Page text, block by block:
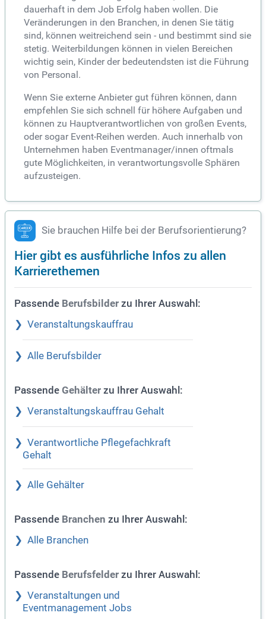
dauerhaft in dem Job Erfolg haben wollen. Die
Veränderungen in den Branchen, in denen Sie tätig
sind, können weitreichend sein - und bestimmt sind sie
stetig. Weiterbildungen können in vielen Bereichen
wichtig sein, Kinder der bedeutendsten ist die Führung
von Personal.
Wenn Sie externe Anbieter gut führen können, dann
empfehlen Sie sich schnell für höhere Aufgaben und
können zu Hauptverantwortlichen von großen Events,
oder sogar Event-Reihen werden. Auch innerhalb von
Unternehmen haben Eventmanager/innen oftmals
gute Möglichkeiten, in verantwortungsvolle Sphären
aufzusteigen.
Sie brauchen Hilfe bei der Berufsorientierung?
Hier gibt es ausführliche Infos zu allen
Karrierethemen
Passende Berufsbilder zu Ihrer Auswahl:
Veranstaltungskauffrau
Alle Berufsbilder
Passende Gehälter zu Ihrer Auswahl:
Veranstaltungskauffrau Gehalt
Verantwortliche Pflegefachkraft
Gehalt
Alle Gehälter
Passende Branchen zu Ihrer Auswahl:
Alle Branchen
Passende Berufsfelder zu Ihrer Auswahl:
Veranstaltungen und
Eventmanagement Jobs